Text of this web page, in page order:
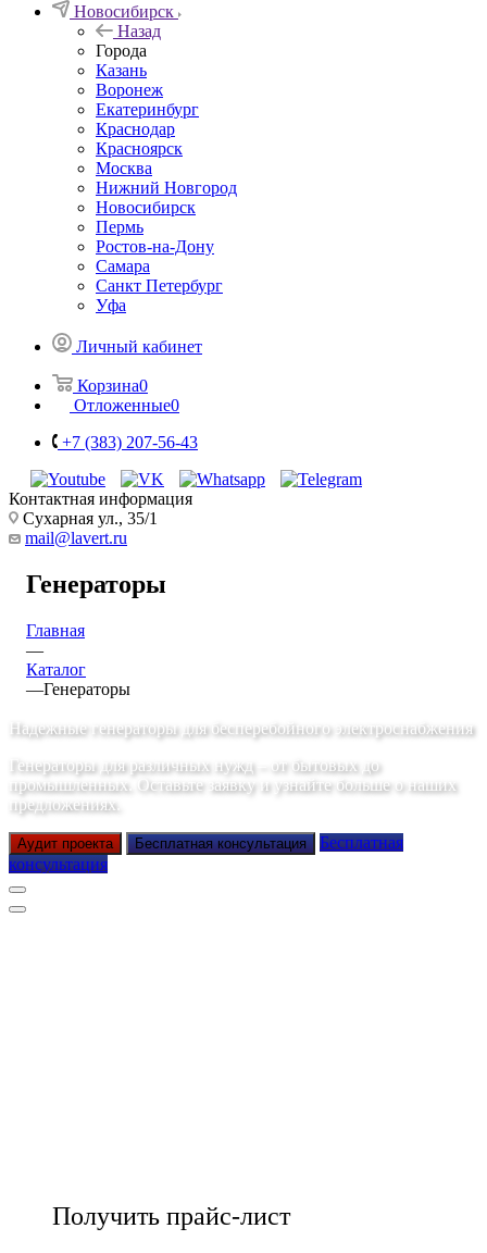
Новосибирск
Назад
Города
Казань
Воронеж
Екатеринбург
Краснодар
Красноярск
Москва
Нижний Новгород
Новосибирск
Пермь
Ростов-на-Дону
Самара
Санкт Петербург
Уфа
Личный кабинет
Корзина0
Отложенные0
+7 (383) 207-56-43
Контактная информация
Сухарная ул., 35/1
mail@lavert.ru
Генераторы
Главная
—
Каталог
—Генераторы
Надежные генераторы для бесперебойного электроснабжения
Генераторы для различных нужд – от бытовых до
промышленных. Оставьте заявку и узнайте больше о наших
предложениях.
Аудит проекта Бесплатная консультация
Бесплатная
консультация
Получить прайс-лист